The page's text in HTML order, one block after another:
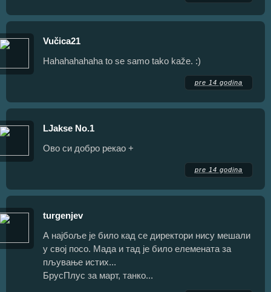
Vučica21
Hahahahahaha to se samo tako kaže. :)
pre 14 godina
LJakse No.1
Ово си добро рекао +
pre 14 godina
turgenjev
А најбоље је било кад се директори нису мешали
у свој посо. Мада и тад је било елемената за
пљување истих...
БрусПлус за март, танко...